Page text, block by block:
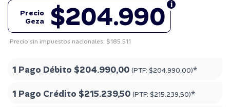
$204.990
Precio
Geza
Precio sin impuestos nacionales: $185.511
1 Pago Débito $204.990,00 (PTF: $204.990,00)*
1 Pago Crédito $215.239,50 (PTF: $215.239,50)*